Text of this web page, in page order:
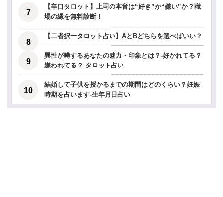
【辛口タロット】上司の本音は“好き”か“嫌い”か？職
場の縁を無料診断！
【二者択一タロット占い】AとBどちらを選べばいい？
異性が噂するあなたの魅力・印象とは？-好かれてる？
嫌われてる？-タロット占い
結婚して子供を授かるまでの期間はどのくらい？妊娠
時期を占います-生年月日占い